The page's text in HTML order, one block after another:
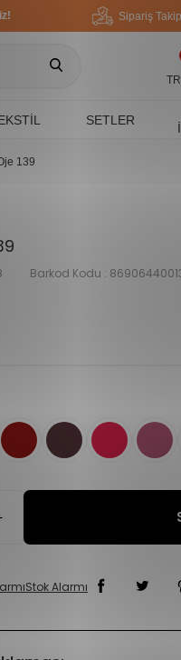
Sipariş Takip
SETLER
139
Barkod Kodu :
Stok Alarmı